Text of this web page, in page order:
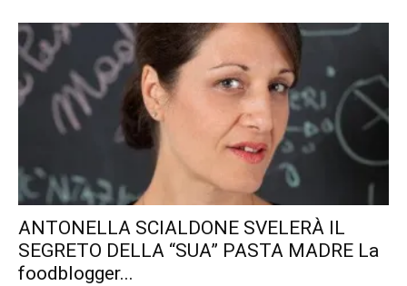
ANTONELLA SCIALDONE SVELERÀ IL
SEGRETO DELLA “SUA” PASTA MADRE La
foodblogger...